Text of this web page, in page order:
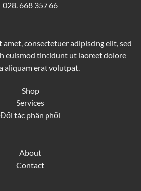
028. 668 357 66
amet, consectetuer adipiscing elit, sed
euismod tincidunt ut laoreet dolore
aliquam erat volutpat.
Shop
Services
Đối tác phân phối
About
Contact